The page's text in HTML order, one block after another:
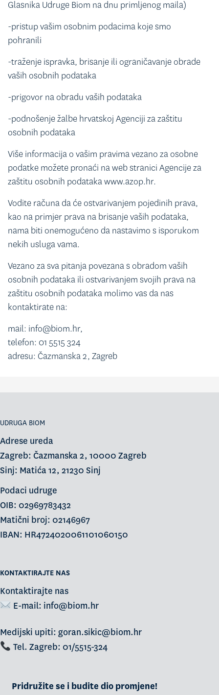
Glasnika Udruge Biom na dnu primljenog maila)
-pristup vašim osobnim podacima koje smo
pohranili
-traženje ispravka, brisanje ili ograničavanje obrade
vaših osobnih podataka
-prigovor na obradu vaših podataka
-podnošenje žalbe hrvatskoj Agenciji za zaštitu
osobnih podataka
Više informacija o vašim pravima vezano za osobne
podatke možete pronaći na web stranici Agencije za
zaštitu osobnih podatakawww.azop.hr.
Vodite računa da će ostvarivanjem pojedinih prava,
kao na primjer prava na brisanje vaših podataka,
nama biti onemogućeno da nastavimo s isporukom
nekih usluga vama.
Vezano za sva pitanja povezana s obradom vaših
osobnih podataka ili ostvarivanjem svojih prava na
zaštitu osobnih podataka molimo vas da nas
kontaktirate na:
mail: info@biom.hr,
telefon: 01 5515 324
adresu: Čazmanska 2, Zagreb
UDRUGA BIOM
Adrese ureda
Zagreb: Čazmanska 2, 10000 Zagreb
Sinj: Matića 12, 21230 Sinj
Podaci udruge
OIB: 02969783432
Matični broj: 02146967
IBAN: HR4724020061101060150
KONTAKTIRAJTE NAS
Kontaktirajte nas
E-mail: info@biom.hr
Medijski upiti: goran.sikic@biom.hr
Tel. Zagreb: 01/5515-324
Pridružite se i budite dio promjene!